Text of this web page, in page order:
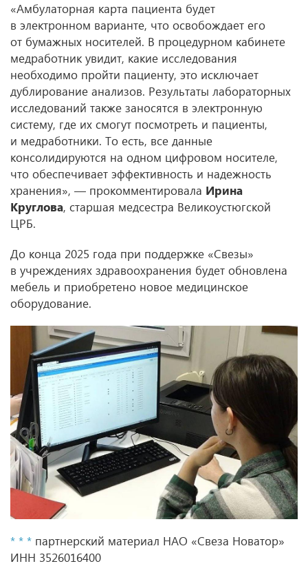
«Амбулаторная карта пациента будет
в электронном варианте, что освобождает его
от бумажных носителей. В процедурном кабинете
медработник увидит, какие исследования
необходимо пройти пациенту, это исключает
дублирование анализов. Результаты лабораторных
исследований также заносятся в электронную
систему, где их смогут посмотреть и пациенты,
и медработники. То есть, все данные
консолидируются на одном цифровом носителе,
что обеспечивает эффективность и надежность
хранения», — прокомментировала Ирина
Круглова, старшая медсестра Великоустюгской
ЦРБ.
До конца 2025 года при поддержке «Свезы»
в учреждениях здравоохранения будет обновлена
мебель и приобретено новое медицинское
оборудование.
* * * партнерский материал НАО «Свеза Новатор»
ИНН 3526016400